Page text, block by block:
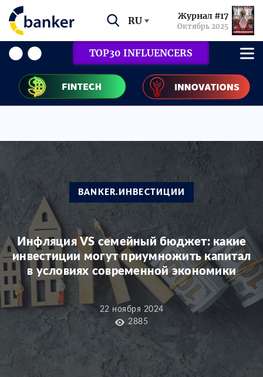
RU Журнал #17
Октябрь 2025
TOP30 INFLUENCERS
BANKER.ИНВЕСТИЦИИ
Инфляция VS семейный бюджет: какие
инвестиции могут приумножить капитал
в условиях современной экономики
22 ноября 2024
2885